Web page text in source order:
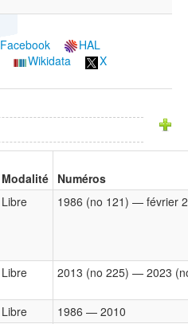
Facebook
HAL
Wikidata
X
Modalité Numéros
Libre 1986 (no 121) — février
Libre 2013 (no 225) — 2023
Libre
1986 — 2010